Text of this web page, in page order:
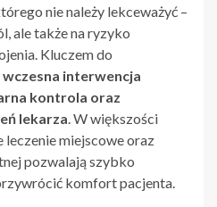
nie należy lekceważyć –
ale także na ryzyko
Kluczem do
wczesna interwencja
kontrola oraz
lekarza. W większości
miejscowe oraz
pozwalają szybko
komfort pacjenta.